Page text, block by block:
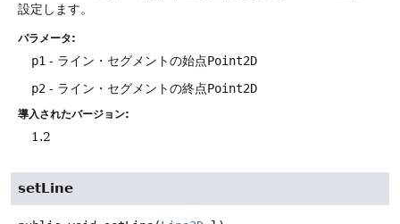
設定します。
パラメータ:
p1 - ライン・セグメントの始点Point2D
p2 - ライン・セグメントの終点Point2D
導入されたバージョン:
1.2
setLine